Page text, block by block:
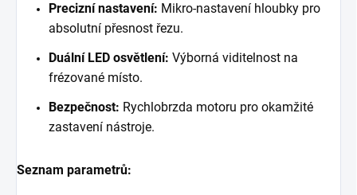
Precizní nastavení: Mikro-nastavení hloubky pro
absolutní přesnost řezu.
Duální LED osvětlení: Výborná viditelnost na
frézované místo.
Bezpečnost: Rychlobrzda motoru pro okamžité
zastavení nástroje.
Seznam parametrů: